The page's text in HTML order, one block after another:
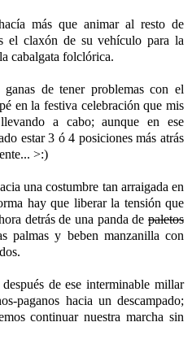
más que animar al resto de
el claxón de su vehículo para la
cabalgata folclórica.
de tener problemas con el
en la festiva celebración que mis
a cabo; aunque en ese
estar 3 ó 4 posiciones más atrás
>:)
una costumbre tan arraigada en
hay que liberar la tensión que
detrás de una panda de paletos
palmas y beben manzanilla con
de ese interminable millar
paganos hacia un descampado;
continuar nuestra marcha sin